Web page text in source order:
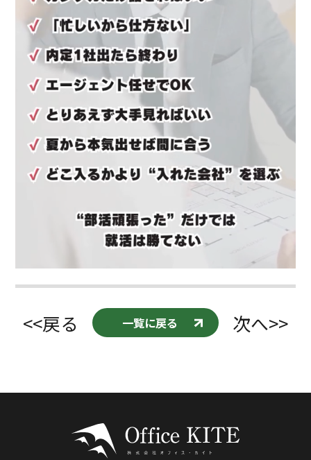
<<戻る 一覧に戻る 次へ>>